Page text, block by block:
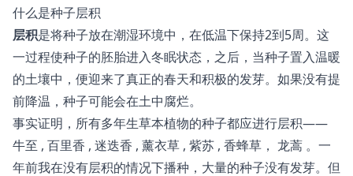
什么是种子层积
层积是将种子放在潮湿环境中，在低温下保持2到5周。这
一过程使种子的胚胎进入冬眠状态，之后，当种子置入温暖
的土壤中，便迎来了真正的春天和积极的发芽。如果没有提
前降温，种子可能会在土中腐烂。
事实证明，所有多年生草本植物的种子都应进行层积——
牛至 , 百里香 , 迷迭香 , 薰衣草 , 紫苏 , 香蜂草， 龙蒿 。一
年前我在没有层积的情况下播种，大量的种子没有发芽。但